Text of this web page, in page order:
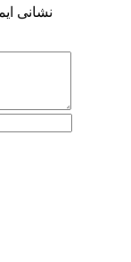
نشانی